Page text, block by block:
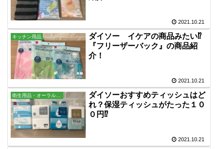
2021.10.21
キッチン用品
ダイソー イケアの商品みたい⁉
『フリーザーバック』の商品紹
介！
2021.10.21
衛生用品・オーラル・バス用品
ダイソーおすすめティッシュはど
れ？保湿ティッシュがたった１０
０円⁉
2021.10.21